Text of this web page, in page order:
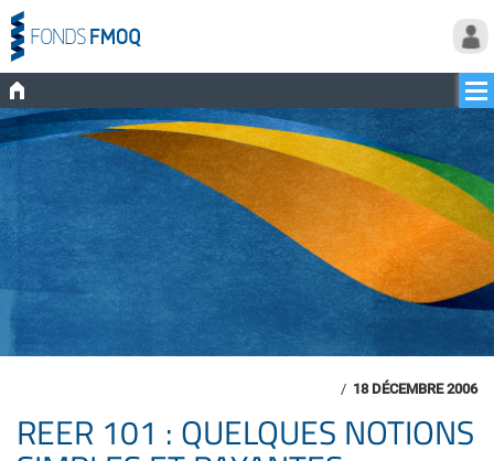
/ 18 DÉCEMBRE 2006
REER 101 : QUELQUES NOTIONS